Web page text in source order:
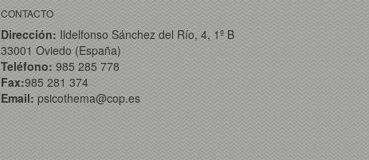
CONTACTO
Dirección: Ildelfonso Sánchez del Río, 4, 1º B
33001 Oviedo (España)
Teléfono: 985 285 778
Fax:985 281 374
Email: psicothema@cop.es